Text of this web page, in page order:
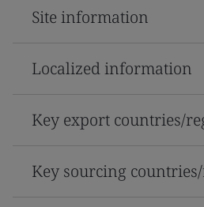
Site information
Localized information
Key export countries/
Key sourcing